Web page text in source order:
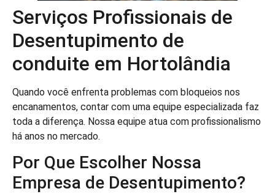
Serviços Profissionais de
Desentupimento de
conduite em Hortolândia
Quando você enfrenta problemas com bloqueios nos
encanamentos, contar com uma equipe especializada faz
toda a diferença. Nossa equipe atua com profissionalismo
há anos no mercado.
Por Que Escolher Nossa
Empresa de Desentupimento?